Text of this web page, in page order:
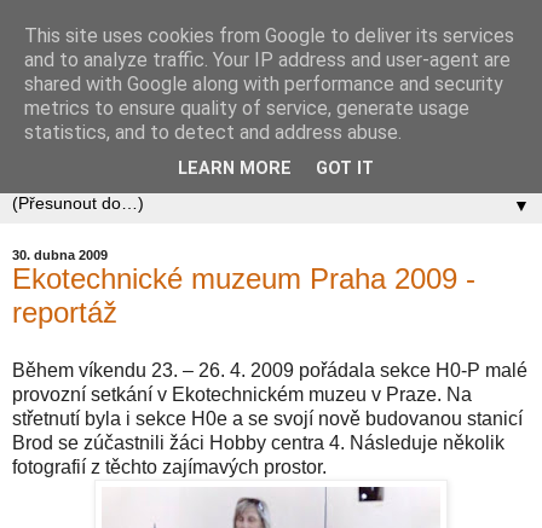
Zababov H0
Spolek Zababov - spolek železničních modelářů zabývající
se stavbou modelové železnice v měřítku 1:87.
▼
30. dubna 2009
Ekotechnické muzeum Praha 2009 -
reportáž
Během víkendu 23. – 26. 4. 2009 pořádala sekce H0-P malé
provozní setkání v Ekotechnickém muzeu v Praze. Na
střetnutí byla i sekce H0e a se svojí nově budovanou stanicí
Brod se zúčastnili žáci Hobby centra 4. Následuje několik
fotografií z těchto zajímavých prostor.
This site uses cookies from Google to deliver its services
and to analyze traffic. Your IP address and user-agent are
shared with Google along with performance and security
metrics to ensure quality of service, generate usage
statistics, and to detect and address abuse.
LEARN MORE GOT IT